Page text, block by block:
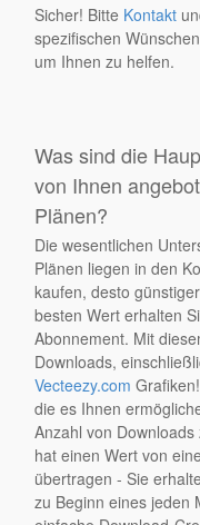
Sicher! Bitte Kontakt
spezifischen
um Ihnen zu helfen.
Was sind die
von Ihnen
Plänen?
Die wesentlichen
Plänen liegen in den
kaufen, desto
besten Wert erhalten
Abonnement. Mit
Downloads,
Vecteezy.com
die es Ihnen
Anzahl von
hat einen Wert von
übertragen - Sie
zu Beginn eines jeden